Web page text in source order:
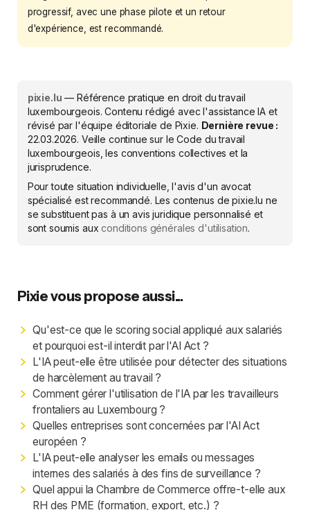
progressif, avec une phase pilote et un retour
d'expérience, est recommandé.
pixie.lu — Référence pratique en droit du travail
luxembourgeois. Contenu rédigé avec l'assistance IA et
révisé par l'équipe éditoriale de Pixie. Dernière revue :
22.03.2026. Veille continue sur le Code du travail
luxembourgeois, les conventions collectives et la
jurisprudence.
Pour toute situation individuelle, l'avis d'un avocat
spécialisé est recommandé. Les contenus de pixie.lu ne
se substituent pas à un avis juridique personnalisé et
sont soumis auxconditions générales d'utilisation.
Pixie vous propose aussi...
Qu'est-ce que le scoring social appliqué aux salariés
et pourquoi est-il interdit par l'AI Act ?
L'IA peut-elle être utilisée pour détecter des situations
de harcèlement au travail ?
Comment gérer l'utilisation de l'IA par les travailleurs
frontaliers au Luxembourg ?
Quelles entreprises sont concernées par l'AI Act
européen ?
L'IA peut-elle analyser les emails ou messages
internes des salariés à des fins de surveillance ?
Quel appui la Chambre de Commerce offre-t-elle aux
RH des PME (formation, export, etc.) ?